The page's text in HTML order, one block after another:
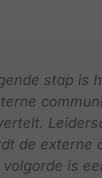
stap is
de externe
volgorde is